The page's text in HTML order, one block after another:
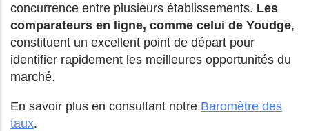
concurrence entre plusieurs établissements. Les
comparateurs en ligne, comme celui de Youdge,
constituent un excellent point de départ pour
identifier rapidement les meilleures opportunités du
marché.
En savoir plus en consultant notre Baromètre des
taux.